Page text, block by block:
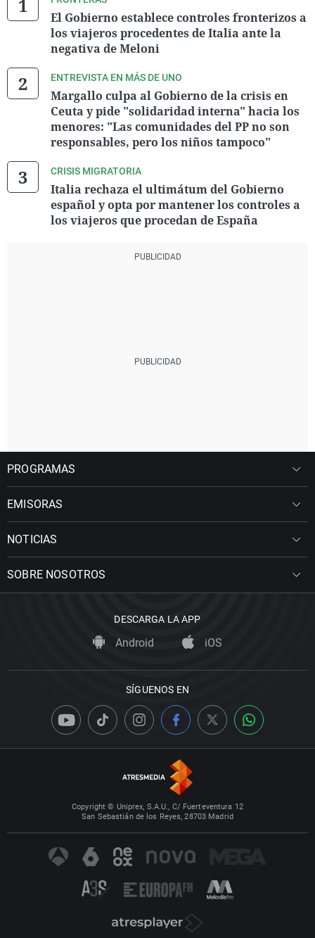
El Gobierno establece controles fronterizos a
los viajeros procedentes de Italia ante la
negativa de Meloni
ENTREVISTA EN MÁS DE UNO
Margallo culpa al Gobierno de la crisis en
Ceuta y pide "solidaridad interna" hacia los
menores: "Las comunidades del PP no son
responsables, pero los niños tampoco"
CRISIS MIGRATORIA
Italia rechaza el ultimátum del Gobierno
español y opta por mantener los controles a
los viajeros que procedan de España
PROGRAMAS
EMISORAS
NOTICIAS
SOBRE NOSOTROS
DESCARGA LA APP
Android iOS
SÍGUENOS EN
Copyright © Uniprex, S.A.U., C/ Fuerteventura 12
San Sebastián de los Reyes, 28703 Madrid